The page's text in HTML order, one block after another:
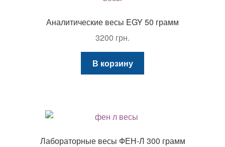
Аналитические весы EGY 50 грамм
3200 грн.
В корзину
Лабораторные весы ФЕН-Л 300 грамм